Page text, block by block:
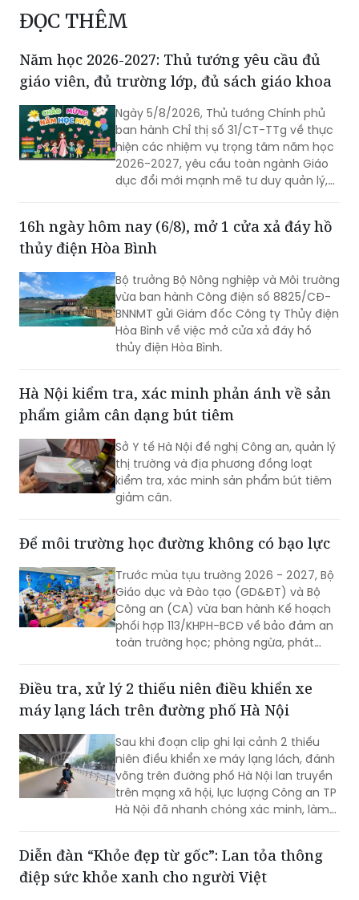
ĐỌC THÊM
Năm học 2026-2027: Thủ tướng yêu cầu đủ
giáo viên, đủ trường lớp, đủ sách giáo khoa
Ngày 5/8/2026, Thủ tướng Chính phủ
ban hành Chỉ thị số 31/CT-TTg về thực
hiện các nhiệm vụ trọng tâm năm học
2026-2027, yêu cầu toàn ngành Giáo
dục đổi mới mạnh mẽ tư duy quản lý,
khoa; đồng thời đẩy mạnh chuyển đổi
số, ứng dụng trí tuệ nhân tạo có kiểm
đường an toàn, lành mạnh.
16h ngày hôm nay (6/8), mở 1 cửa xả đáy hồ
thủy điện Hòa Bình
Bộ trưởng Bộ Nông nghiệp và Môi trường
vừa ban hành Công điện số 8825/CĐ-
BNNMT gửi Giám đốc Công ty Thủy điện
Hòa Bình về việc mở cửa xả đáy hồ
thủy điện Hòa Bình.
Hà Nội kiểm tra, xác minh phản ánh về sản
phẩm giảm cân dạng bút tiêm
Sở Y tế Hà Nội đề nghị Công an, quản lý
thị trường và địa phương đồng loạt
kiểm tra, xác minh sản phẩm bút tiêm
giảm cân.
Để môi trường học đường không có bạo lực
Trước mùa tựu trường 2026 - 2027, Bộ
Giáo dục và Đào tạo (GD&ĐT) và Bộ
Công an (CA) vừa ban hành Kế hoạch
phối hợp 113/KHPH-BCĐ về bảo đảm an
toàn trường học; phòng ngừa, phát
em, vi phạm pháp luật của học sinh
(HS).
Điều tra, xử lý 2 thiếu niên điều khiển xe
máy lạng lách trên đường phố Hà Nội
Sau khi đoạn clip ghi lại cảnh 2 thiếu
niên điều khiển xe máy lạng lách, đánh
võng trên đường phố Hà Nội lan truyền
trên mạng xã hội, lực lượng Công an TP
Hà Nội đã nhanh chóng xác minh, làm
Diễn đàn “Khỏe đẹp từ gốc”: Lan tỏa thông
điệp sức khỏe xanh cho người Việt